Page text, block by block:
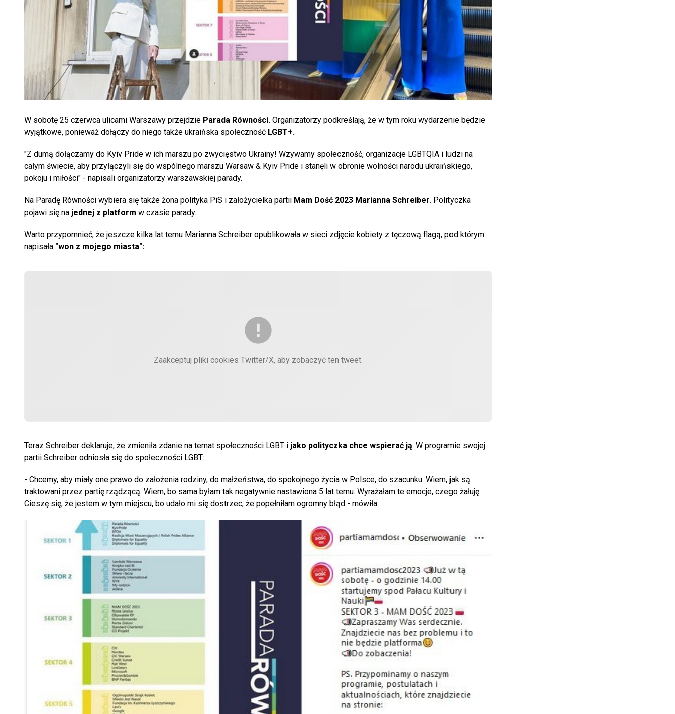
W sobotę 25 czerwca ulicami Warszawy przejdzie Parada Równości. Organizatorzy podkreślają, że w tym roku wydarzenie będzie
wyjątkowe, ponieważ dołączy do niego także ukraińska społeczność LGBT+.
"Z dumą dołączamy do Kyiv Pride w ich marszu po zwycięstwo Ukrainy! Wzywamy społeczność, organizacje LGBTQIA i ludzi na
całym świecie, aby przyłączyli się do wspólnego marszu Warsaw & Kyiv Pride i stanęli w obronie wolności narodu ukraińskiego,
pokoju i miłości" - napisali organizatorzy warszawskiej parady.
Na Paradę Równości wybiera się także żona polityka PiS i założycielka partii Mam Dość 2023 Marianna Schreiber. Polityczka
pojawi się na jednej z platform w czasie parady.
Warto przypomnieć, że jeszcze kilka lat temu Marianna Schreiber opublikowała w sieci zdjęcie kobiety z tęczową flagą, pod którym
napisała "won z mojego miasta":
Zaakceptuj pliki cookies Twitter/X, aby zobaczyć ten tweet.
Teraz Schreiber deklaruje, że zmieniła zdanie na temat społeczności LGBT i jako polityczka chce wspierać ją. W programie swojej
partii Schreiber odniosła się do społeczności LGBT:
- Chcemy, aby miały one prawo do założenia rodziny, do małżeństwa, do spokojnego życia w Polsce, do szacunku. Wiem, jak są
traktowani przez partię rządzącą. Wiem, bo sama byłam tak negatywnie nastawiona 5 lat temu. Wyrażałam te emocje, czego żałuję.
Cieszę się, że jestem w tym miejscu, bo udało mi się dostrzec, że popełniłam ogromny błąd - mówiła.